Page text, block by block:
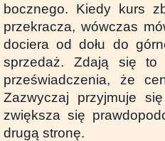
bocznego. Kiedy kurs
przekracza, wówczas
dociera od dołu do
sprzedaż. Zdają się to
przeświadczenia, że
Zazwyczaj przyjmuje
zwiększa się
drugą stronę.